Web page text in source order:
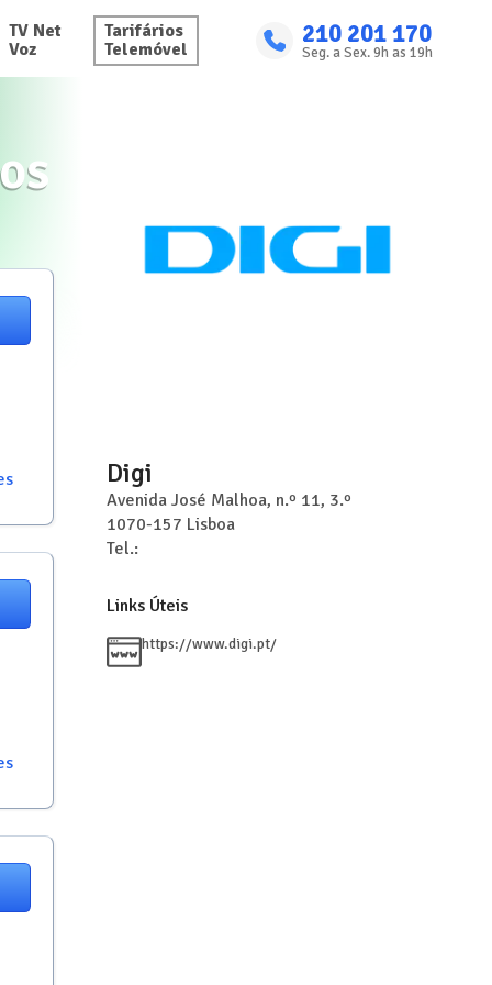
TV Net
Voz
Tarifários
Telemóvel
210 201 170
Seg. a Sex. 9h as 19h
Digi
Avenida José Malhoa, n.º 11, 3.º
1070-157 Lisboa
Tel.:
Links Úteis
https://www.digi.pt/